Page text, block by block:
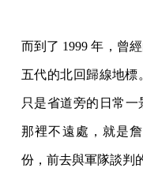
而到了 1999 年，曾
五代的北回歸線地
只是省道旁的日常
那裡不遠處，就是
份，前去與軍隊談判